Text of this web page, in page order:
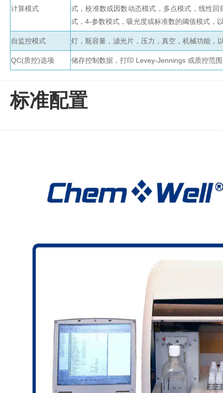
冰点仪
液
位
计
PSI
标
液
定做玻璃容器及配件
安
瓿
瓶
计算模式
式，校准数或因数动态模式，多点模式，线性
式，4-参数模式，吸光度或标准数的阈值模式，
自监控模式 灯，瓶容量，滤光片，压力，真空，机械功能，
QC(质控)选项 储存控制数据，打印 Levey-Jennings 或质控范
标准配置